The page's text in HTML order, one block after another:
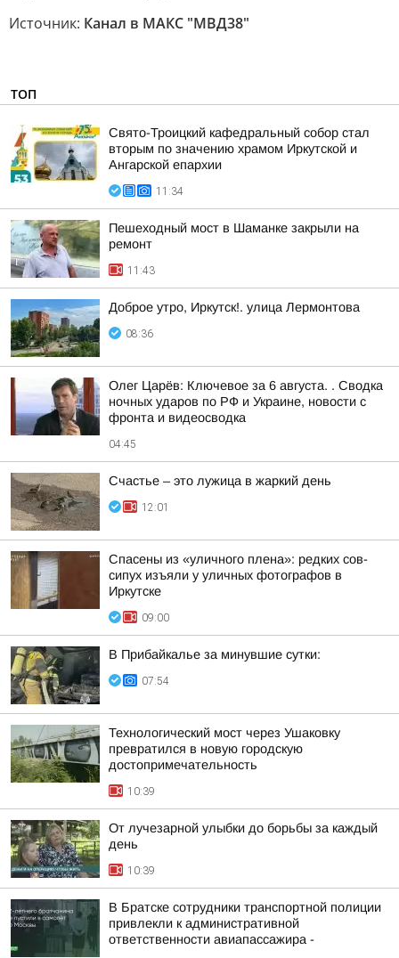
Источник: Канал в МАКС "МВД38"
ТОП
Свято-Троицкий кафедральный собор стал
вторым по значению храмом Иркутской и
Ангарской епархии
11:34
Пешеходный мост в Шаманке закрыли на
ремонт
11:43
Доброе утро, Иркутск!. улица Лермонтова
08:36
Олег Царёв: Ключевое за 6 августа. . Сводка
ночных ударов по РФ и Украине, новости с
фронта и видеосводка
04:45
Счастье – это лужица в жаркий день
12:01
Спасены из «уличного плена»: редких сов-
сипух изъяли у уличных фотографов в
Иркутске
09:00
В Прибайкалье за минувшие сутки:
07:54
Технологический мост через Ушаковку
превратился в новую городскую
достопримечательность
10:39
От лучезарной улыбки до борьбы за каждый
день
10:39
В Братске сотрудники транспортной полиции
привлекли к административной
ответственности авиапассажира -